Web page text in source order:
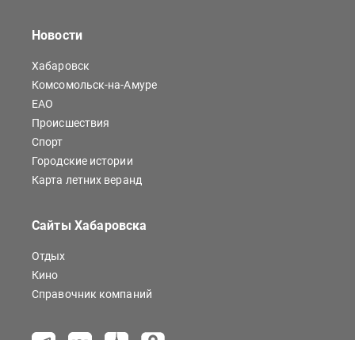
Новости
Хабаровск
Комсомольск-на-Амуре
ЕАО
Происшествия
Спорт
Городские истории
Карта летних веранд
Сайты Хабаровска
Отдых
Кино
Справочник компаний